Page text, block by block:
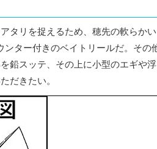
タリを捉えるため、穂先の軟らかい
ター付きのベイトリールだ。その
鉛スッテ、その上に小型のエギや
だきたい。